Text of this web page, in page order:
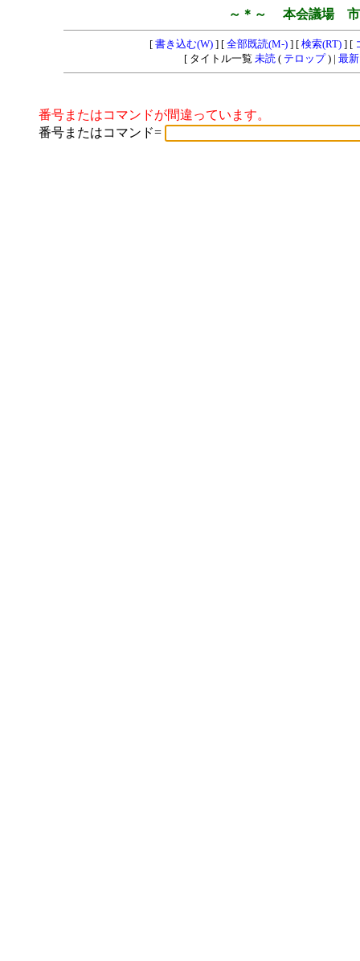
～＊～ 本会議場 市
[ 書き込む(W)] [ 全部既読(M-)] [ 検索(RT)] [
[ タイトル一覧 未読( テロップ) | 最新
番号またはコマンドが間違っています。
番号またはコマンド=